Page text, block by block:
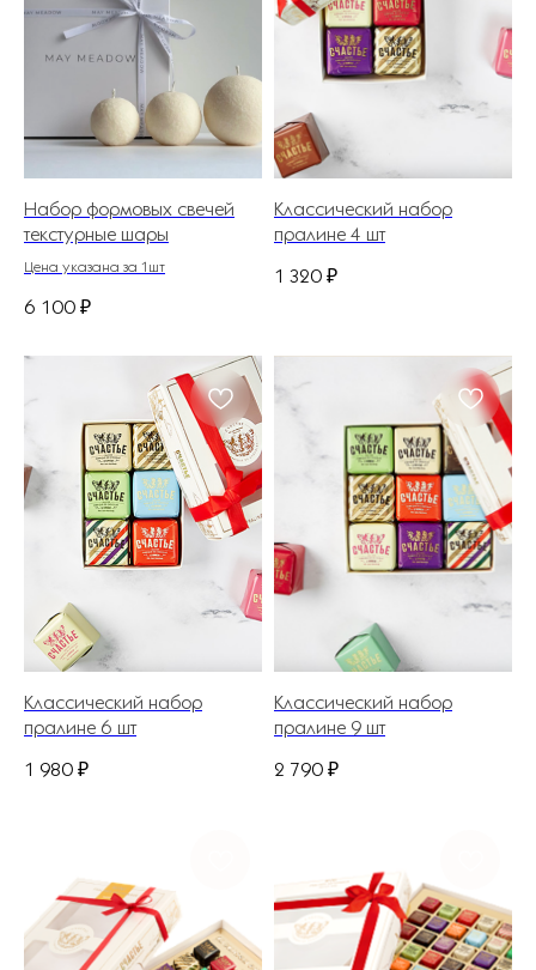
Набор формовых свечей
текстурные шары
Цена указана за 1шт
6 100 ₽
Классический набор
пралине 4 шт
1 320 ₽
Классический набор
пралине 6 шт
1 980 ₽
Классический набор
пралине 9 шт
2 790 ₽